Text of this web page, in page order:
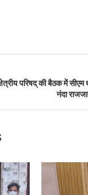
परिषद् की बैठक में सीएम
नंदा